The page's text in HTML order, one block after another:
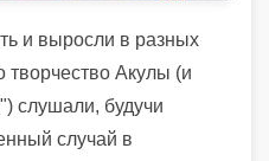
и выросли в разных
творчество Акулы (и
слушали, будучи
случай в